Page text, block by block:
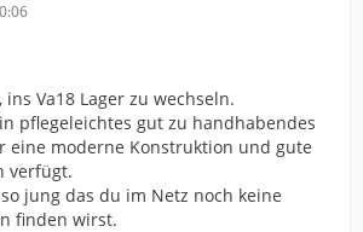
Va18 Lager zu wechseln.
pflegeleichtes gut zu handhabendes
eine moderne Konstruktion und gute
verfügt.
jung das du im Netz noch keine
finden wirst.